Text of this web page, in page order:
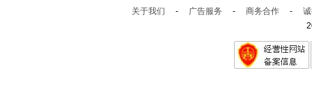
关于我们 - 广告服务 - 商务合作 -